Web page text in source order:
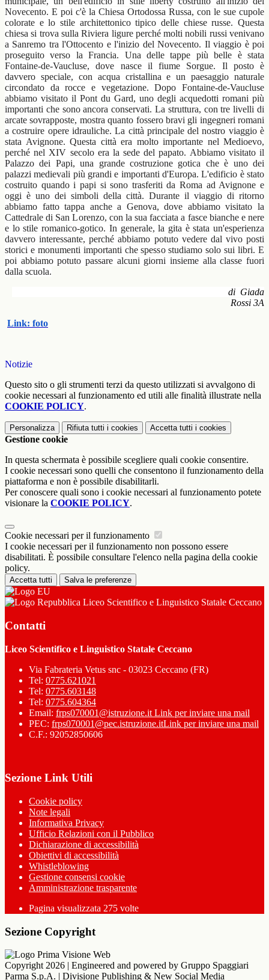
Novecento. E poi c'è la Chiesa Ortodossa Russa, con le sue cupole
colorate e lo stile architettonico tipico delle chiese russe. Questa
chiesa si trova sulla Riviera ligure perché molti nobili russi venivano
a Sanremo tra l'Ottocento e l'inizio del Novecento. Il viaggio è poi
proseguito verso la Francia. Una delle tappe più belle è stata
Fontaine-de-Vaucluse, dove nasce il fiume Sorgue. Il posto è
davvero speciale, con acqua cristallina e un paesaggio naturale
circondato da rocce e vegetazione. Dopo Fontaine-de-Vaucluse
abbiamo visitato il Pont du Gard, uno degli acquedotti romani più
importanti che sono ancora conservati. La struttura, con tre livelli di
arcate sovrapposte, mostra quanto fossero bravi gli ingegneri romani
a costruire opere idrauliche. La città principale del nostro viaggio è
stata Avignone. Questa città era molto importante nel Medioevo,
perché nel XIV secolo era la sede del papato. Abbiamo visitato il
Palazzo dei Papi, una grande costruzione gotica che è uno dei
palazzi medievali più grandi e importanti d'Europa. L'edificio è stato
costruito quando i papi si sono trasferiti da Roma ad Avignone e
oggi è uno dei simboli della città. Durante il viaggio di ritorno
abbiamo fatto tappa anche a Genova, dove abbiamo visitato la
Cattedrale di San Lorenzo, con la sua facciata a fasce bianche e nere
e lo stile romanico-gotico. In generale, la gita è stata un'esperienza
davvero interessante, perché abbiamo potuto vedere dal vivo posti
storici e monumenti importanti che spesso studiamo solo sui libri. E
poi abbiamo potuto passare alcuni giorni insieme alla classe fuori
dalla scuola.
di Giada
Rossi 3A
Link: foto
Notizie
Questo sito o gli strumenti terzi da questo utilizzati si avvalgono di
cookie necessari al funzionamento ed utili alle finalità illustrate nella
COOKIE POLICY.
Personalizza Rifiuta tutti i cookies Accetta tutti i cookies
Gestione cookie
In questa schermata è possibile scegliere quali cookie consentire.
I cookie necessari sono quelli che consentono il funzionamento della
piattaforma e non è possibile disabilitarli.
Per conoscere quali sono i cookie necessari al funzionamento potete
visionare la COOKIE POLICY.
Cookie necessari per il funzionamento
I cookie necessari per il funzionamento non possono essere
disabilitati. È possibile consultare l'elenco nella pagina della cookie
policy.
Accetta tutti Salva le preferenze
Liceo Scientifico e Linguistico Statale Ceccano
Contatti
Liceo Scientifico e Linguistico Statale Ceccano
Via Fabrateria Vetus snc - 03023 Ceccano (FR)
Tel: 0775.621021
Tel: 0775.603148
Tel: 0775.604364
Email: frps070001@istruzione.it Link per inviare una mail
PEC: frps070001@pec.istruzione.itLink per inviare una mail
C.F.: 92052850606
Sezione Link Utili
Cookie policy
Note legali
Informativa Privacy
Ufficio Relazioni con il Pubblico
Dichiarazione di accessibilità
Obiettivi di accessibilità
Whistleblowing
Gestione consensi cookie
Amministrazione trasparente
Pagina visualizzata 275 volte
Sezione Copyright
Copyright 2026 | Engineered and powered by Gruppo Spaggiari
Parma S.p.A. | Divisione Publishing & New Social Media